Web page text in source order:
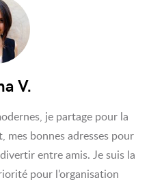
V.
je partage pour la
mes bonnes adresses pour
entre amis. Je suis la
pour l’organisation